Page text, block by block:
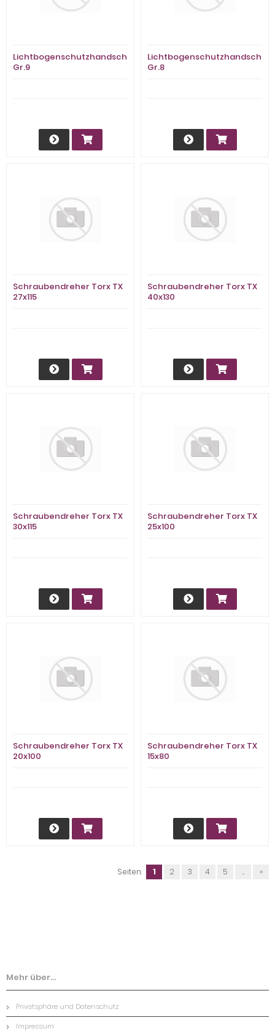
Lichtbogenschutzhandschuh
Gr.9
Lichtbogenschutzhandschuh
Gr.8
Schraubendreher Torx TX
27x115
Schraubendreher Torx TX
40x130
Schraubendreher Torx TX
30x115
Schraubendreher Torx TX
25x100
Schraubendreher Torx TX
20x100
Schraubendreher Torx TX
15x80
Seiten: 1 2 3 4 5 ... »
Mehr über...
Privatsphäre und Datenschutz
Impressum